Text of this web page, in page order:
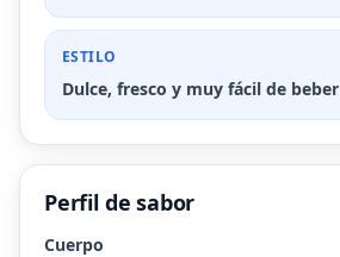
ESTILO
Dulce, fresco y muy fácil de beber
Perfil de sabor
Cuerpo